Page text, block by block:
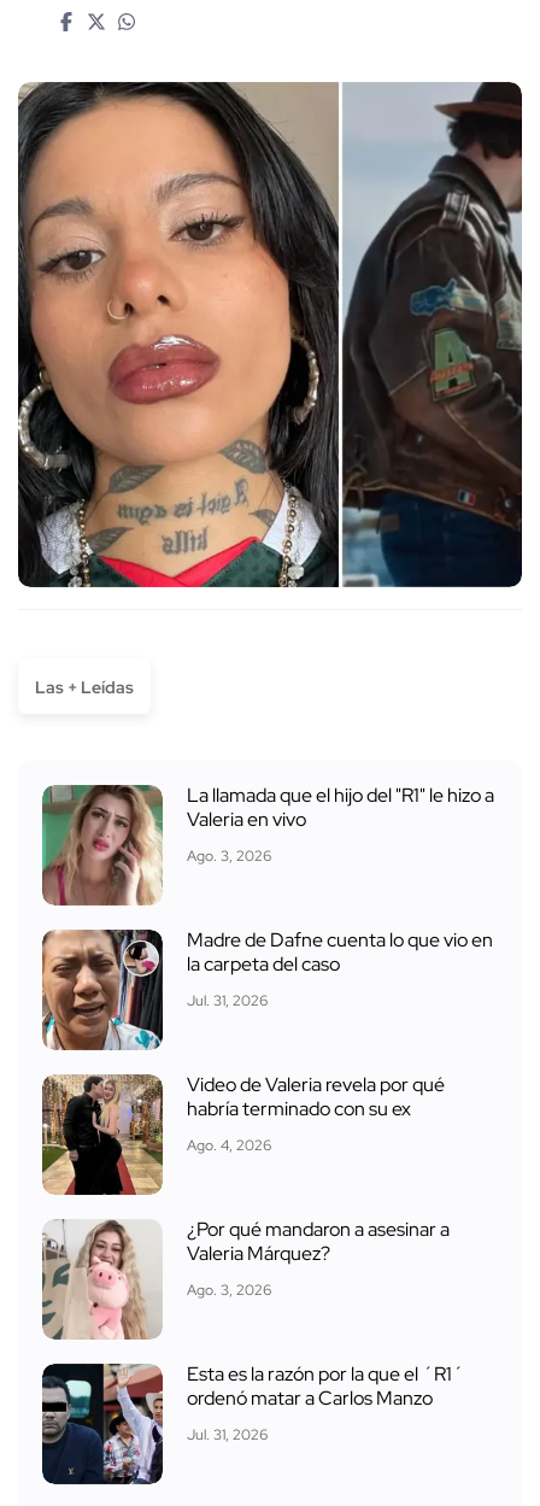
Las + Leídas
La llamada que el hijo del "R1" le hizo a
Valeria en vivo
Ago. 3, 2026
Madre de Dafne cuenta lo que vio en
la carpeta del caso
Jul. 31, 2026
Video de Valeria revela por qué
habría terminado con su ex
Ago. 4, 2026
¿Por qué mandaron a asesinar a
Valeria Márquez?
Ago. 3, 2026
Esta es la razón por la que el ´R1´
ordenó matar a Carlos Manzo
Jul. 31, 2026